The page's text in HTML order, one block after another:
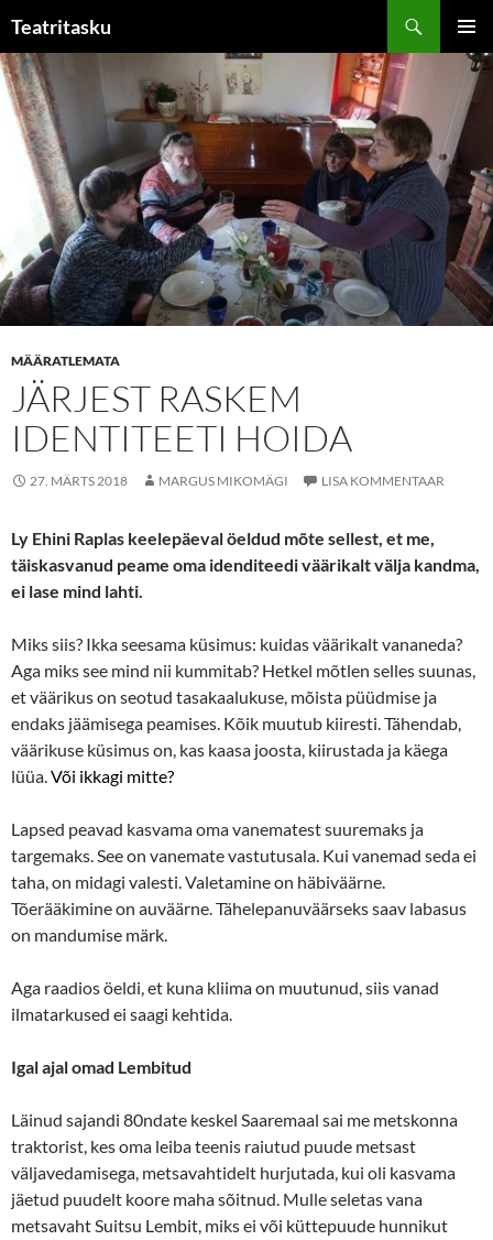
sisu
juurde
Teatritasku
MÄÄRATLEMATA
JÄRJEST RASKEM
IDENTITEETI HOIDA
27. MÄRTS 2018 MARGUS MIKOMÄGI LISA KOMMENTAAR
Ly Ehini Raplas keelepäeval öeldud mõte sellest, et me,
täiskasvanud peame oma idenditeedi väärikalt välja kandma,
ei lase mind lahti.
Miks siis? Ikka seesama küsimus: kuidas väärikalt vananeda?
Aga miks see mind nii kummitab? Hetkel mõtlen selles suunas,
et väärikus on seotud tasakaalukuse, mõista püüdmise ja
endaks jäämisega peamises. Kõik muutub kiiresti. Tähendab,
väärikuse küsimus on, kas kaasa joosta, kiirustada ja käega
lüüa.Või ikkagi mitte?
Lapsed peavad kasvama oma vanematest suuremaks ja
targemaks. See on vanemate vastutusala. Kui vanemad seda ei
taha, on midagi valesti. Valetamine on häbiväärne.
Tõerääkimine on auväärne. Tähelepanuväärseks saav labasus
on mandumise märk.
Aga raadios öeldi, et kuna kliima on muutunud, siis vanad
ilmatarkused ei saagi kehtida.
Igal ajal omad Lembitud
Läinud sajandi 80ndate keskel Saaremaal sai me metskonna
traktorist, kes oma leiba teenis raiutud puude metsast
väljavedamisega, metsavahtidelt hurjutada, kui oli kasvama
jäetud puudelt koore maha sõitnud. Mulle seletas vana
metsavaht Suitsu Lembit, miks ei või küttepuude hunnikut